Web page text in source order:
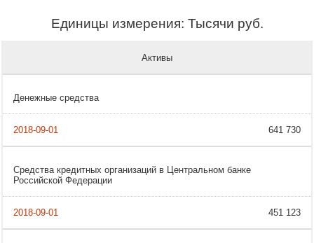
Единицы измерения: Тысячи руб.
Активы
Денежные средства
641 730
Средства кредитных организаций в Центральном банке
Российской Федерации
451 123